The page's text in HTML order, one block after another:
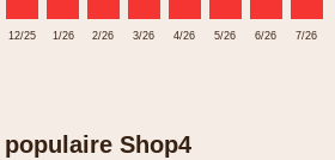
12/25 1/26 2/26 3/26 4/26 5/26 6/26 7/26
Shop4